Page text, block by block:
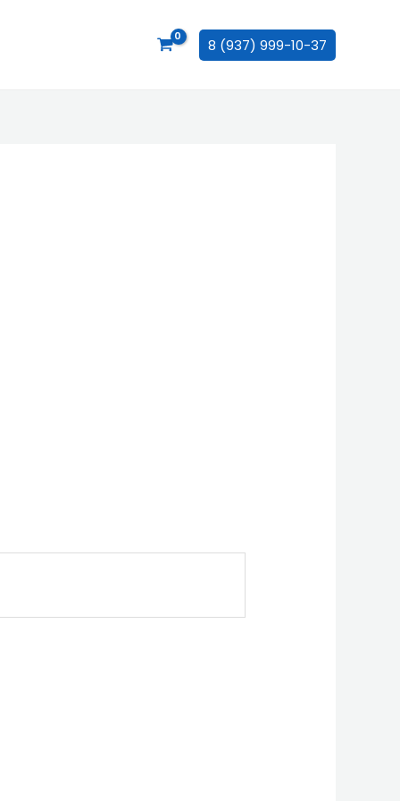
8 (937) 999-10-37